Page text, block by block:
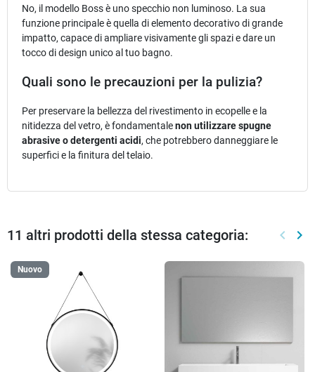
No, il modello Boss è uno specchio non luminoso. La sua
funzione principale è quella di elemento decorativo di grande
impatto, capace di ampliare visivamente gli spazi e dare un
tocco di design unico al tuo bagno.
Quali sono le precauzioni per la pulizia?
Per preservare la bellezza del rivestimento in ecopelle e la
nitidezza del vetro, è fondamentalenon utilizzare spugne
abrasive o detergenti acidi, che potrebbero danneggiare le
superfici e la finitura del telaio.
11 altri prodotti della stessa categoria: keyboard_arrow_left keyboard_arrow_right
Nuovo